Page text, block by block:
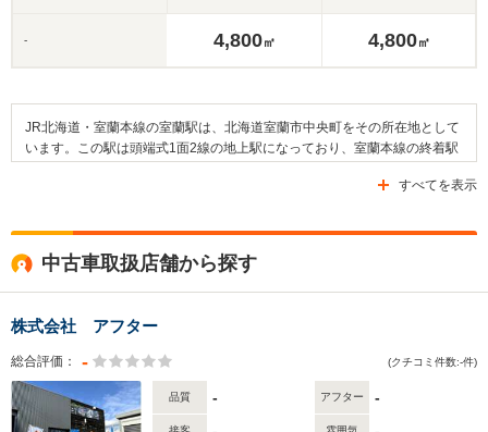
- 4,800㎡ 4,800㎡
JR北海道・室蘭本線の室蘭駅は、北海道室蘭市中央町をその所在地として
います。この駅は頭端式1面2線の地上駅になっており、室蘭本線の終着駅
恋駅（ぼこいえき）になります。また、当駅周辺は多くの住宅が立ち並ん
館、室蘭市青少年科学館などの公共施設が設けられているほか、入江運動
公園などもあります。なお、当駅周辺を通る道路に関しては、国道36号線
や道道699号線、道道844号線などを利用することができます。
すべてを表示
中古車取扱店舗から探す
株式会社 アフター
総合評価： - (クチコミ件数:-件)
品質 - アフター -